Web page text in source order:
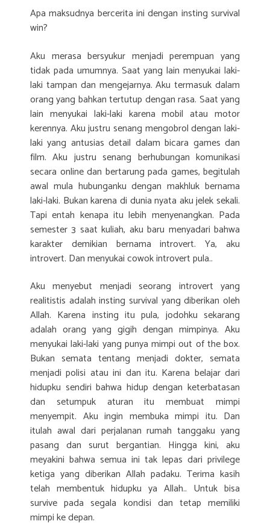
Apa maksudnya bercerita ini dengan insting survival
win?
Aku merasa bersyukur menjadi perempuan yang
tidak pada umumnya. Saat yang lain menyukai laki-
laki tampan dan mengejarnya. Aku termasuk dalam
orang yang bahkan tertutup dengan rasa. Saat yang
lain menyukai laki-laki karena mobil atau motor
kerennya. Aku justru senang mengobrol dengan laki-
laki yang antusias detail dalam bicara games dan
film. Aku justru senang berhubungan komunikasi
secara online dan bertarung pada games, begitulah
awal mula hubunganku dengan makhluk bernama
laki-laki. Bukan karena di dunia nyata aku jelek sekali.
Tapi entah kenapa itu lebih menyenangkan. Pada
semester 3 saat kuliah, aku baru menyadari bahwa
karakter demikian bernama introvert. Ya, aku
introvert. Dan menyukai cowok introvert pula..
Aku menyebut menjadi seorang introvert yang
realitistis adalah insting survival yang diberikan oleh
Allah. Karena insting itu pula, jodohku sekarang
adalah orang yang gigih dengan mimpinya. Aku
menyukai laki-laki yang punya mimpi out of the box.
Bukan semata tentang menjadi dokter, semata
menjadi polisi atau ini dan itu. Karena belajar dari
hidupku sendiri bahwa hidup dengan keterbatasan
dan setumpuk aturan itu membuat mimpi
menyempit. Aku ingin membuka mimpi itu. Dan
itulah awal dari perjalanan rumah tanggaku yang
pasang dan surut bergantian. Hingga kini, aku
meyakini bahwa semua ini tak lepas dari privilege
ketiga yang diberikan Allah padaku. Terima kasih
telah membentuk hidupku ya Allah.. Untuk bisa
survive pada segala kondisi dan tetap memiliki
mimpi ke depan.